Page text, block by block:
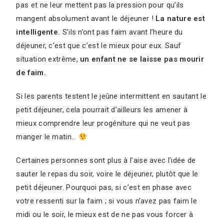
pas et ne leur mettent pas la pression pour qu’ils
mangent absolument avant le déjeuner ! La nature est
intelligente. S’ils n’ont pas faim avant l’heure du
déjeuner, c’est que c’est le mieux pour eux. Sauf
situation extrême, un enfant ne se laisse pas mourir
de faim.
Si les parents testent le jeûne intermittent en sautant le
petit déjeuner, cela pourrait d’ailleurs les amener à
mieux comprendre leur progéniture qui ne veut pas
manger le matin…
Certaines personnes sont plus à l’aise avec l’idée de
sauter le repas du soir, voire le déjeuner, plutôt que le
petit déjeuner. Pourquoi pas, si c’est en phase avec
votre ressenti sur la faim ; si vous n’avez pas faim le
midi ou le soir, le mieux est de ne pas vous forcer à